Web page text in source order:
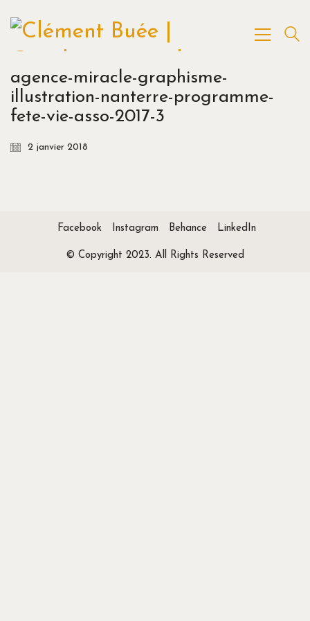
agence-miracle-graphisme-
illustration-nanterre-programme-
fete-vie-asso-2017-3
2 janvier 2018
Facebook Instagram Behance LinkedIn
© Copyright 2023. All Rights Reserved